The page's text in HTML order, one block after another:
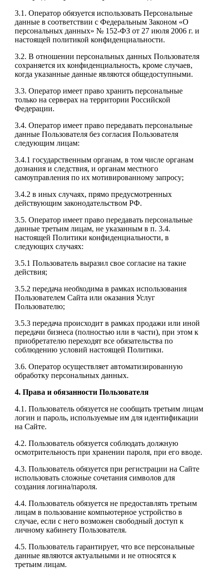
3.1. Оператор обязуется использовать Персональные
данные в соответствии с Федеральным Законом «О
персональных данных» № 152-ФЗ от 27 июля 2006 г. и
настоящей политикой конфиденциальности.
3.2. В отношении персональных данных Пользователя
сохраняется их конфиденциальность, кроме случаев,
когда указанные данные являются общедоступными.
3.3. Оператор имеет право хранить персональные
только на серверах на территории Российской
Федерации.
3.4. Оператор имеет право передавать персональные
данные Пользователя без согласия Пользователя
следующим лицам:
3.4.1 государственным органам, в том числе органам
дознания и следствия, и органам местного
самоуправления по их мотивированному запросу;
3.4.2 в иных случаях, прямо предусмотренных
действующим законодательством РФ.
3.5. Оператор имеет право передавать персональные
данные третьим лицам, не указанным в п. 3.4.
настоящей Политики конфиденциальности, в
следующих случаях:
3.5.1 Пользователь выразил свое согласие на такие
действия;
3.5.2 передача необходима в рамках использования
Пользователем Сайта или оказания Услуг
Пользователю;
3.5.3 передача происходит в рамках продажи или иной
передачи бизнеса (полностью или в части), при этом к
приобретателю переходят все обязательства по
соблюдению условий настоящей Политики.
3.6. Оператор осуществляет автоматизированную
обработку персональных данных.
4. Права и обязанности Пользователя
4.1. Пользователь обязуется не сообщать третьим лицам
логин и пароль, используемые им для идентификации
на Сайте.
4.2. Пользователь обязуется соблюдать должную
осмотрительность при хранении пароля, при его вводе.
4.3. Пользователь обязуется при регистрации на Сайте
использовать сложные сочетания символов для
создания логина/пароля.
4.4. Пользователь обязуется не предоставлять третьим
лицам в пользование компьютерное устройство в
случае, если с него возможен свободный доступ к
личному кабинету Пользователя.
4.5. Пользователь гарантирует, что все персональные
данные являются актуальными и не относятся к
третьим лицам.